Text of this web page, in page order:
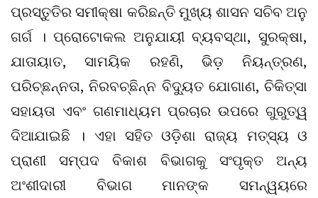
ପ୍ରସ୍ତୁତିର ସମୀକ୍ଷା କରିଛନ୍ତି ମୁଖ୍ୟ ଶାସନ ସଚିବ ଅନୁ
ଗର୍ଗ । ପ୍ରୋଟୋକଲ ଅନୁଯାୟୀ ବ୍ୟବସ୍ଥା, ସୁରକ୍ଷା,
ଯାତାୟାତ, ସାମୟିକ ରହଣି, ଭିଡ଼ ନିୟନ୍ତ୍ରଣ,
ପରିଚ୍ଛନ୍ନତା, ନିରବଚ୍ଛିନ୍ନ ବିଦ୍ୟୁତ ଯୋଗାଣ, ଚିକିତ୍ସା
ସହାୟତା ଏବଂ ଗଣମାଧ୍ୟମ ପ୍ରଚାର ଉପରେ ଗୁରୁତ୍ୱ
ଦିଆଯାଇଛି । ଏହା ସହିତ ଓଡ଼ିଶା ରାଜ୍ୟ ମତ୍ସ୍ୟ ଓ
ପ୍ରାଣୀ ସମ୍ପଦ ବିକାଶ ବିଭାଗକୁ ସଂପୃକ୍ତ ଅନ୍ୟ
ଅଂଶୀଦାରୀ ବିଭାଗ ମାନଙ୍କ ସମନ୍ୱୟରେ